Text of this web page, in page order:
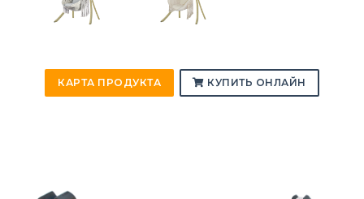
КАРТА ПРОДУКТА КУПИТЬ ОНЛАЙН